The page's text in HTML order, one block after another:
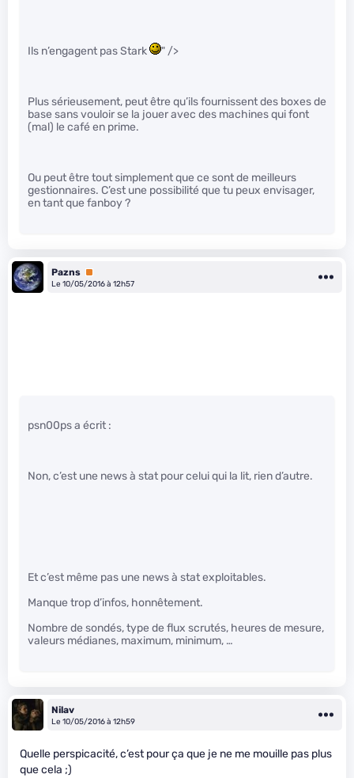
Ils n’engagent pas Stark " />
Plus sérieusement, peut être qu’ils fournissent des boxes de
base sans vouloir se la jouer avec des machines qui font
(mal) le café en prime.
Ou peut être tout simplement que ce sont de meilleurs
gestionnaires. C’est une possibilité que tu peux envisager,
en tant que fanboy ?
Pazns Premium
Le 10/05/2016 à 12h57
psn00ps a écrit :
Non, c’est une news à stat pour celui qui la lit, rien d’autre.
Et c’est même pas une news à stat exploitables.
Manque trop d’infos, honnêtement.
Nombre de sondés, type de flux scrutés, heures de mesure,
valeurs médianes, maximum, minimum, …
Nilav
Le 10/05/2016 à 12h59
Quelle perspicacité, c’est pour ça que je ne me mouille pas plus
que cela ;)